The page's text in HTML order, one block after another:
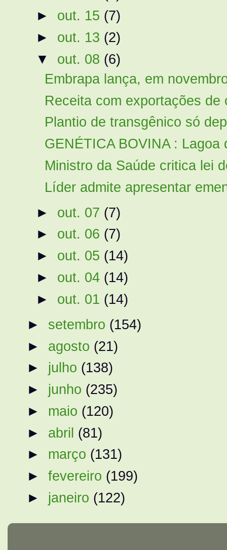
► out. 15 (7)
► out. 13 (2)
▼ out. 08 (6)
Embrapa lança, em
Receita com exportações
Plantio de transgênico só
GENÉTICA BOVINA :
Ministro da Saúde critica lei
Líder admite apresentar
► out. 07 (7)
► out. 06 (7)
► out. 05 (14)
► out. 04 (14)
► out. 01 (14)
► setembro (154)
► agosto (21)
► julho (138)
► junho (235)
► maio (120)
► abril (81)
► março (131)
►fevereiro (199)
► janeiro (122)